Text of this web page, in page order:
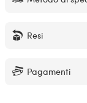
Resi
Pagamenti